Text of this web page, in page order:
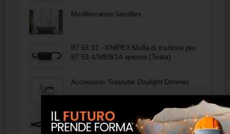
Mediterraneo Sandtex
97 59 31 - KNIPEX Molla di trazione per
97 53 4/5/8/9/14 spesso (Testa)
Accessorio Solatube Daylight Dimmer
99 00 300 SB - KNIPEX Tenaglia (pinza
per ferraioli e cementisti) bonderizzata